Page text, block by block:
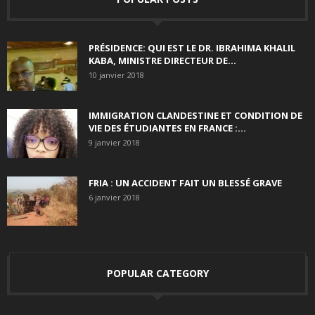
PRÉSIDENCE: QUI EST LE DR. IBRAHIMA KHALIL
KABA, MINISTRE DIRECTEUR DE...
10 janvier 2018
IMMIGRATION CLANDESTINE ET CONDITION DE
VIE DES ÉTUDIANTES EN FRANCE :...
9 janvier 2018
FRIA : UN ACCIDENT FAIT UN BLESSÉ GRAVE
6 janvier 2018
POPULAR CATEGORY